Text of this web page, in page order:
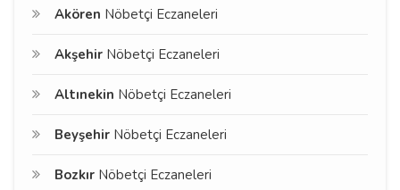
Akören Nöbetçi Eczaneleri
Akşehir Nöbetçi Eczaneleri
Altınekin Nöbetçi Eczaneleri
Beyşehir Nöbetçi Eczaneleri
Bozkır Nöbetçi Eczaneleri